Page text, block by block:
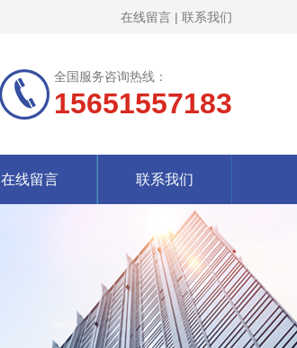
在线留言 | 联系我们
全国服务咨询热线：
15651557183
在线留言 联系我们